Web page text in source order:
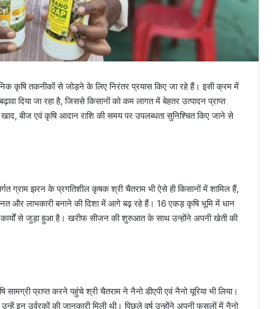
कृषि तकनीकों से जोड़ने के लिए निरंतर प्रयास किए जा रहे हैं। इसी क्रम में
दिया जा रहा है, जिससे किसानों को कम लागत में बेहतर उत्पादन प्राप्त
बीज एवं कृषि आदान राशि की समय पर उपलब्धता सुनिश्चित किए जाने से
ग्राम झरन के प्रगतिशील कृषक श्री चैतराम भी ऐसे ही किसानों में शामिल हैं,
और लाभकारी बनाने की दिशा में आगे बढ़ रहे हैं। 16 एकड़ कृषि भूमि में धान
कार्यों से जुड़ा हुआ है। खरीफ सीजन की शुरुआत के साथ उन्होंने अपनी खेती की
प्राप्त करने पहुंचे श्री चैतराम ने नैनो डीएपी एवं नैनो यूरिया भी लिया।
इन उर्वरकों की जानकारी मिली थी। पिछले वर्ष उन्होंने अपनी फसलों में नैनो